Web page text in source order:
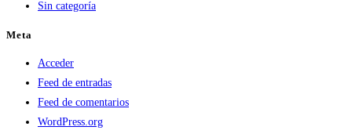
Sin categoría
Meta
Acceder
Feed de entradas
Feed de comentarios
WordPress.org